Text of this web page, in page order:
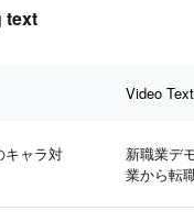
text
Video Text
キャラ対
新職業デ
業から転